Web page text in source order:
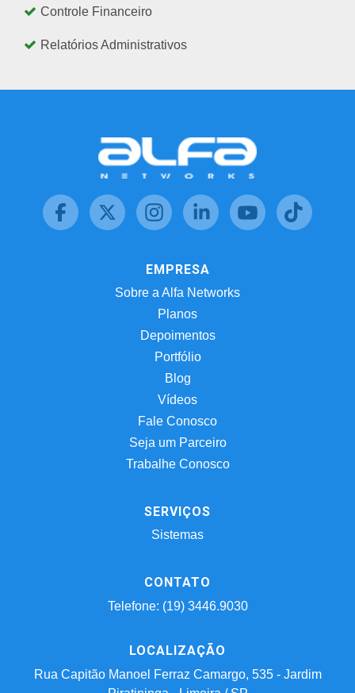
Controle Financeiro
Relatórios Administrativos
EMPRESA
Sobre a Alfa Networks
Planos
Depoimentos
Portfólio
Blog
Vídeos
Fale Conosco
Seja um Parceiro
Trabalhe Conosco
SERVIÇOS
Sistemas
CONTATO
Telefone: (19) 3446.9030
LOCALIZAÇÃO
Rua Capitão Manoel Ferraz Camargo, 535 - Jardim